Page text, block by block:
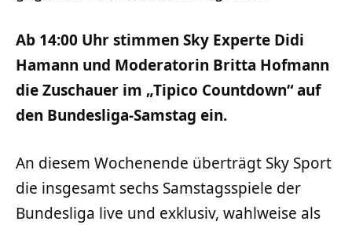
Ab 14:00 Uhr stimmen Sky Experte Didi
Hamann und Moderatorin Britta Hofmann
die Zuschauer im „Tipico Countdown“ auf
den Bundesliga-Samstag ein.
An diesem Wochenende überträgt Sky Sport
die insgesamt sechs Samstagsspiele der
Bundesliga live und exklusiv, wahlweise als